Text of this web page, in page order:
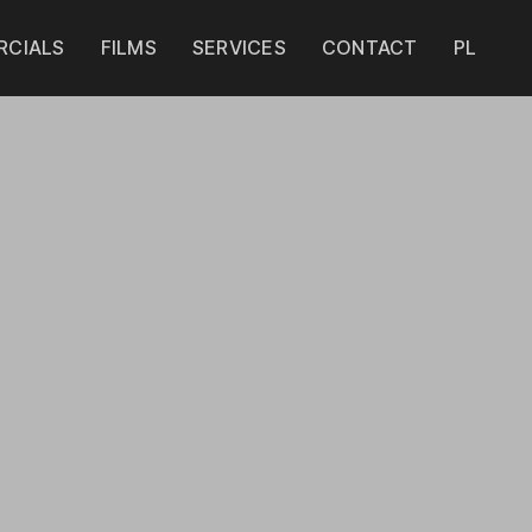
FILMS SERVICES CONTACT PL